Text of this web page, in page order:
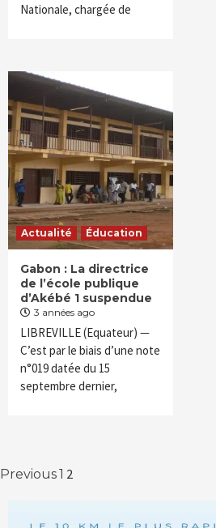
Nationale, chargée de
Actualité Éducation
Gabon : La directrice
de l’école publique
d’Akébé 1 suspendue
3 années ago
LIBREVILLE (Equateur) —
C’est par le biais d’une note
n°019 datée du 15
septembre dernier,
Navigation
Previous1 2